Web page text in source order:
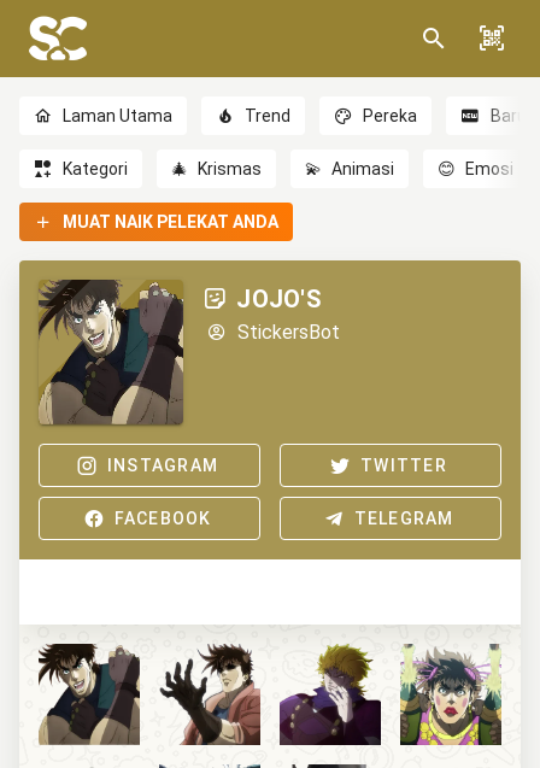
Laman Utama Trend Pereka Baru
Kategori 🎄 Krismas 💫 Animasi 😊 Emosi
MUAT NAIK PELEKAT ANDA
JOJO'S
StickersBot
INSTAGRAM TWITTER
FACEBOOK TELEGRAM